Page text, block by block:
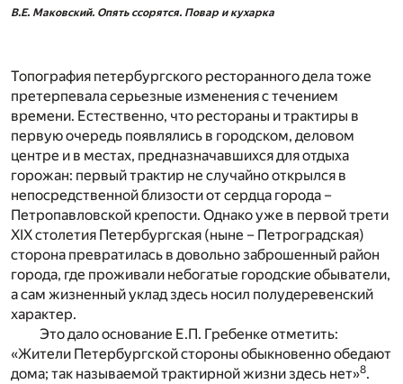
В.Е. Маковский. Опять ссорятся. Повар и кухарка
Топография петербургского ресторанного дела тоже
претерпевала серьезные изменения с течением
времени. Естественно, что рестораны и трактиры в
первую очередь появлялись в городском, деловом
центре и в местах, предназначавшихся для отдыха
горожан: первый трактир не случайно открылся в
непосредственной близости от сердца города –
Петропавловской крепости. Однако уже в первой трети
XIX столетия Петербургская (ныне – Петроградская)
сторона превратилась в довольно заброшенный район
города, где проживали небогатые городские обыватели,
а сам жизненный уклад здесь носил полудеревенский
характер.
Это дало основание Е.П. Гребенке отметить:
«Жители Петербургской стороны обыкновенно обедают
дома; так называемой трактирной жизни здесь нет»8.